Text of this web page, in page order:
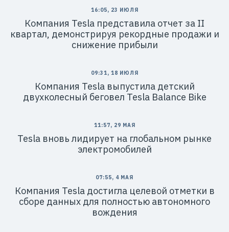
16:05, 23 ИЮЛЯ
Компания Tesla представила отчет за II
квартал, демонстрируя рекордные продажи и
снижение прибыли
09:31, 18 ИЮЛЯ
Компания Tesla выпустила детский
двухколесный беговел Tesla Balance Bike
11:57, 29 МАЯ
Tesla вновь лидирует на глобальном рынке
электромобилей
07:55, 4 МАЯ
Компания Tesla достигла целевой отметки в
сборе данных для полностью автономного
вождения